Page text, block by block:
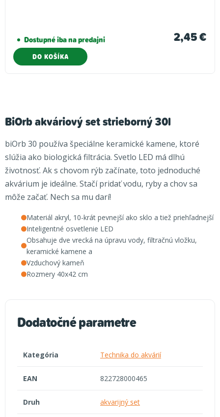
Dostupné iba na predajni 2,45 €
DO KOŠÍKA
BiOrb akváriový set strieborný 30l
biOrb 30 používa špeciálne keramické kamene, ktoré
slúžia ako biologická filtrácia. Svetlo LED má dlhú
životnosť. Ak s chovom rýb začínate, toto jednoduché
akvárium je ideálne. Stačí pridať vodu, ryby a chov sa
môže začať. Nech sa mu darí!
Materiál akryl, 10-krát pevnejší ako sklo a tiež priehľadnejší
Inteligentné osvetlenie LED
Obsahuje dve vrecká na úpravu vody, filtračnú vložku,
keramické kamene a
Vzduchový kameň
Rozmery 40x42 cm
Dodatočné parametre
Kategória Technika do akvárií
EAN 822728000465
Druh akvarijný set